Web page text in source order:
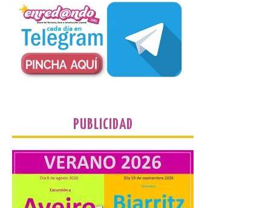
organizado por la sección
juvenil de la Asociación
Enróllate, la Asociación
Conceyu País Llionés y el Diario de
Turismo, Ocio e Información para
jóvenes “Enredando.info”. Desde las
cristalinas aguas de Formentera, Mary
[…]
UPL cuestiona a la Junta
por no imponer sanciones
a Aucalsa, como hará el
Principado de Asturias,
por cobrar en la AP-66 la
tarifa íntegra pese a estar
en obras
PUBLICIDAD